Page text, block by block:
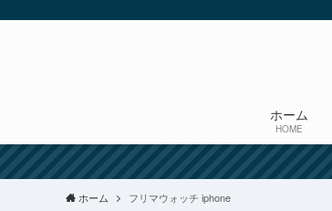
ホーム
HOME
ホーム フリマウォッチ iphone